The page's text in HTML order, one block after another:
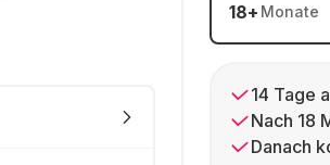
18+ Monate
14 Tage
Nach 18
Danach